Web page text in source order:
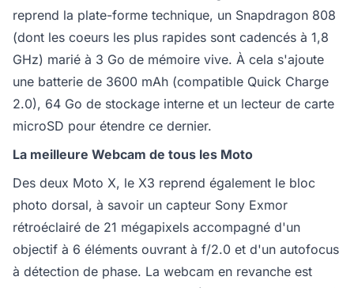
reprend la plate-forme technique, un Snapdragon 808
(dont les coeurs les plus rapides sont cadencés à 1,8
GHz) marié à 3 Go de mémoire vive. À cela s'ajoute
une batterie de 3600 mAh (compatible Quick Charge
2.0), 64 Go de stockage interne et un lecteur de carte
microSD pour étendre ce dernier.
La meilleure Webcam de tous les Moto
Des deux Moto X, le X3 reprend également le bloc
photo dorsal, à savoir un capteur Sony Exmor
rétroéclairé de 21 mégapixels accompagné d'un
objectif à 6 éléments ouvrant à f/2.0 et d'un autofocus
à détection de phase. La webcam en revanche est